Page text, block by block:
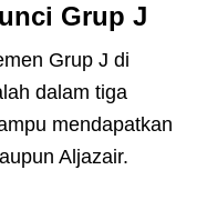
Grup J
Grup J di
dalam tiga
mendapatkan
Aljazair.